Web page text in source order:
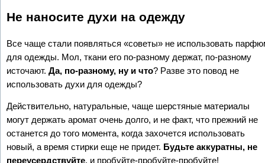
Не наносите духи на одежду
Все чаще стали появляться «советы» не использовать
для одежды. Мол, ткани его по-разному держат, по-разному
источают. Да, по-разному, ну и что? Разве это повод не
использовать духи для одежды?
Действительно, натуральные, чаще шерстяные материалы
могут держать аромат очень долго, и не факт, что прежний не
останется до того момента, когда захочется использовать
новый, а время стирки еще не придет. Будьте аккуратны, не
переусердствуйте, и пробуйте-пробуйте-пробуйте!